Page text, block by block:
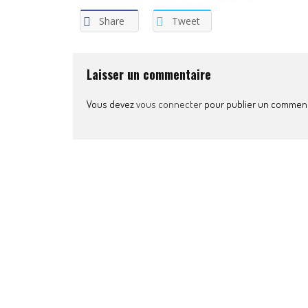
Share Tweet
Laisser un commentaire
Vous devezvous connecter pour publier un